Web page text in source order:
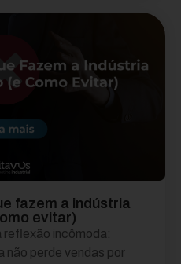
fazem a indústria
evitar)
reflexão incômoda:
não perde vendas por